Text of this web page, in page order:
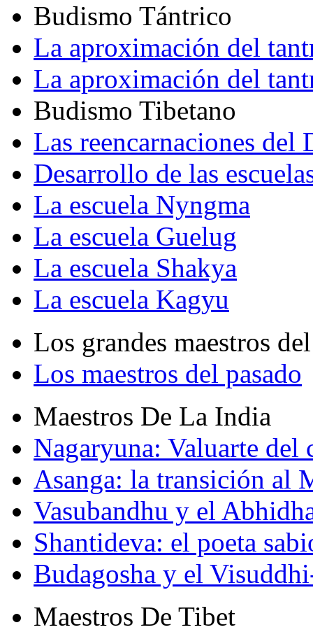
Budismo Tántrico
La aproximación del
La aproximación del
Budismo Tibetano
Las reencarnaciones del
Desarrollo de las
La escuela Nyngma
La escuela Guelug
La escuela Shakya
La escuela Kagyu
Los grandes maestros
Los maestros del pasado
Maestros De La India
Nagaryuna: Valuarte del
Asanga: la transición al
Vasubandhu y el
Shantideva: el poeta
Budagosha y el
Maestros De Tibet